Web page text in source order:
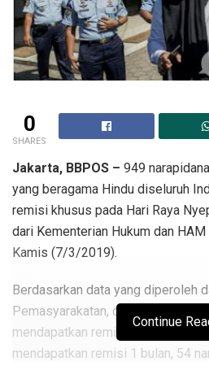
0
SHARES
Jakarta, BBPOS – 949
yang beragama Hindu diseluruh
remisi khusus pada Hari Raya
dari Kementerian Hukum dan
Kamis (7/3/2019).
Berdasarkan data yang diperoleh
Pemasyarakatan, dari jumlah 949
mendapatkan remisi selama 15
mendapatkan remisi 1 bulan, 54
Continue